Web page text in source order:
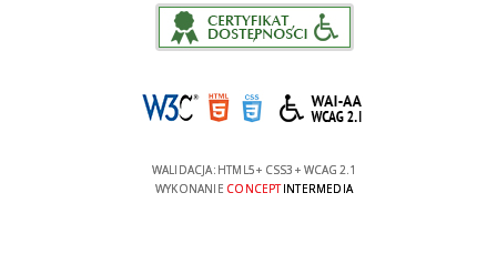
WALIDACJA: HTML5+ CSS3 + WCAG 2.1
WYKONANIE CONCEPTINTERMEDIA